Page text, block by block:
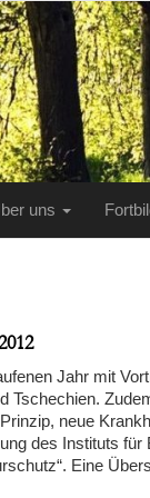
uns
Jahr mit
Tschechien.
neue
des Instituts
Eine